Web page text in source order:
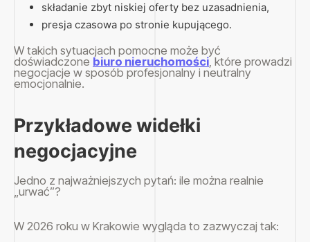
składanie zbyt niskiej oferty bez uzasadnienia,
presja czasowa po stronie kupującego.
W takich sytuacjach pomocne może być
doświadczone biuro nieruchomości, które prowadzi
negocjacje w sposób profesjonalny i neutralny
emocjonalnie.
Przykładowe widełki
negocjacyjne
Jedno z najważniejszych pytań: ile można realnie
„urwać”?
W 2026 roku w Krakowie wygląda to zazwyczaj tak: